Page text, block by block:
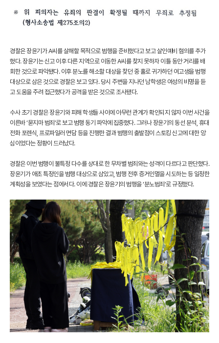
경찰은 장윤기가 A씨를 살해할 목적으로 범행을 준비했다고 보고 살인예비 혐의를 추가
했다. 장윤기는 신고 이후 다른 지역으로 이동한 A씨를 찾지 못하자 이틀 동안 거리를 배
회한 것으로 파악됐다. 이후 분노를 해소할 대상을 찾던 중 홀로 귀가하던 여고생을 범행
대상으로 삼은 것으로 경찰은 보고 있다. 당시 주변을 지나던 남학생은 여성의 비명을 듣
고 도움을 주려 접근했다가 공격을 받은 것으로 조사됐다.
수사 초기 경찰은 장윤기와 피해 학생들 사이에 아무런 관계가 확인되지 않자 이번 사건을
이른바 ‘묻지마 범죄’로 보고 범행 동기 파악에 집중했다. 그러나 장윤기의 동선 분석, 휴대
전화 포렌식, 프로파일러 면담 등을 진행한 결과 범행의 출발점이 스토킹 신고에 대한 앙
심이었다는 정황이 드러났다.
경찰은 이번 범행이 불특정 다수를 상대로 한 무차별 범죄와는 성격이 다르다고 판단했다.
장윤기가 애초 특정인을 범행 대상으로 삼았고, 범행 전후 증거인멸을 시도하는 등 일정한
계획성을 보였다는 점에서다. 이에 경찰은 장윤기의 범행을 ‘분노범죄’로 규정했다.